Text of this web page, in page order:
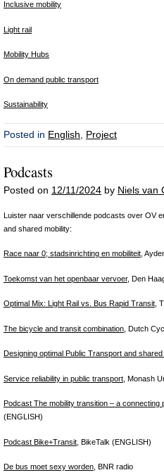
Inclusive mobility
Light rail
Mobility Hubs
On demand public transport
Sustainability
Posted in English Project
Podcasts
Posted on 12/11/2024 by Niels van
Luister naar verschillende podcasts over OV
and shared mobility:
Race naar 0; stadsinrichting en mobiliteit ,
Toekomst van het openbaar vervoer, Den
Optimal Mix: Light Rail vs. Bus Rapid Transit ,
The bicycle and transit combination , Dutch
Designing optimal Public Transport and
Service reliability in public transport , Monash
Podcast The mobility transition – a connecting
(ENGLISH)
Podcast Bike+Transit , BikeTalk (ENGLISH)
De bus moet sexy worden , BNR radio